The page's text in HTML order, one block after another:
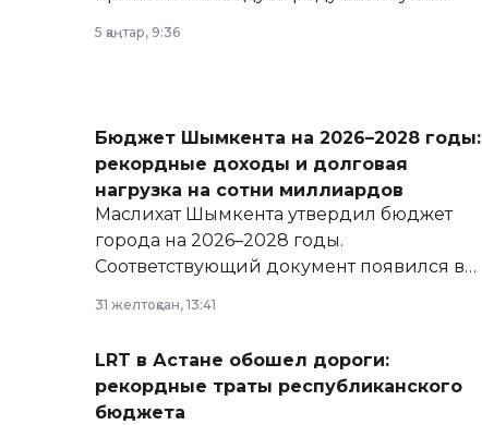
5 қаңтар, 9:36
Бюджет Шымкента на 2026–2028 годы:
рекордные доходы и долговая
нагрузка на сотни миллиардов
Маслихат Шымкента утвердил бюджет
города на 2026–2028 годы.
Соответствующий документ появился в
сайте маслихат города.
31 желтоқсан, 13:41
LRT в Астане обошел дороги:
рекордные траты республиканского
бюджета